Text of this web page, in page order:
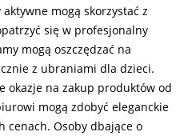
mogą skorzystać z
się w profesjonalny
mogą oszczędzać na
z ubraniami dla dzieci.
okazje na zakup produktów od
mogą zdobyć eleganckie
cenach. Osoby dbające o